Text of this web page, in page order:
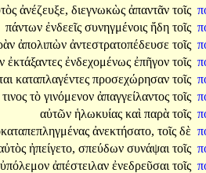
ἀνέζευξε, διεγνωκὼς ἀπαντᾶν τοῖς
πάντων ἐνδεεῖς συνηγμένοις ἤδη τοῖς
ἀπολιπὼν ἀντεστρατοπέδευσε τοῖς
ἐκτάξαντες ἐνδεχομένως ἐπῆγον τοῖς
καταπλαγέντες προσεχώρησαν τοῖς
τινος τὸ γινόμενον ἀπαγγείλαντος τοῖς
αὐτῶν ἡλωκυίας καὶ παρὰ τοῖς
ἀνεκτήσατο, τοῖς δὲ
ἠπείγετο, σπεύδων συνάψαι τοῖς
ἀπέστειλαν ἐνεδρεῦσαι τοῖς